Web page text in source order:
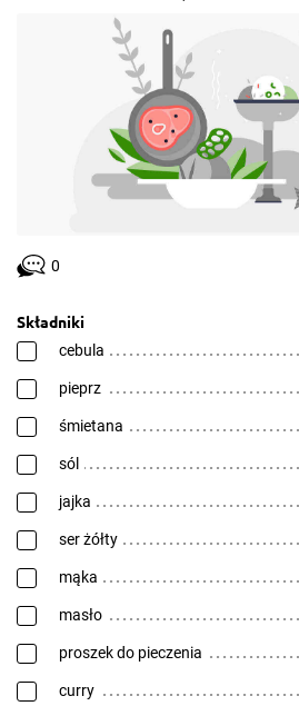
0
Składniki
cebula
pieprz
śmietana
sól
jajka
ser żółty
mąka
masło
proszek do pieczenia
curry